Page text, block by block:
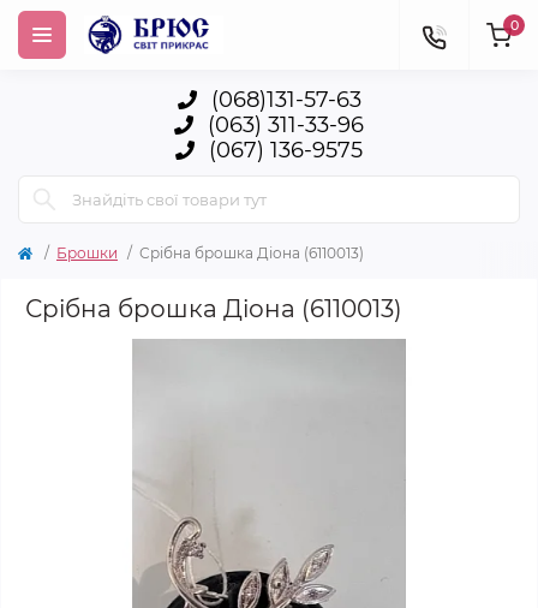
(068)131-57-63
(063) 311-33-96
(067) 136-9575
0
Брошки Срібна брошка Діона (6110013)
Срібна брошка Діона (6110013)